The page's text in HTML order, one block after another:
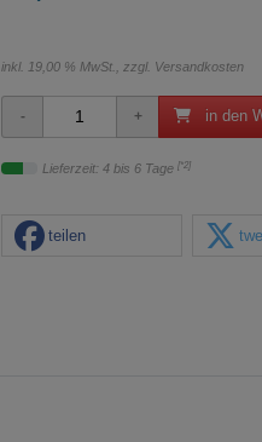
inkl. 19,00 % MwSt., zzgl. Versandkosten
in den
Lieferzeit: 4 bis 6 Tage [*2]
teilen